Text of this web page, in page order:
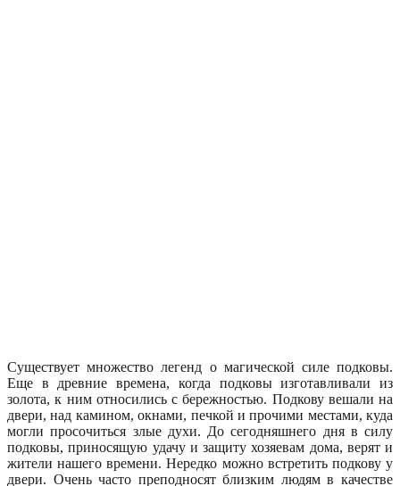
Существует множество легенд о магической силе подковы.
Еще в древние времена, когда подковы изготавливали из
золота, к ним относились с бережностью. Подкову вешали на
двери, над камином, окнами, печкой и прочими местами, куда
могли просочиться злые духи. До сегодняшнего дня в силу
подковы, приносящую удачу и защиту хозяевам дома, верят и
жители нашего времени. Нередко можно встретить подкову у
двери. Очень часто преподносят близким людям в качестве